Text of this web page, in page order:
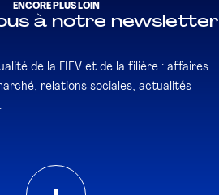
ENCORE PLUS LOIN
à notre newsletter
de la FIEV et de la filière : affaires
relations sociales, actualités